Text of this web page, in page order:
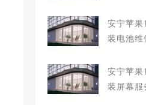
安宁苹果
装电池维
安宁苹果
装屏幕服